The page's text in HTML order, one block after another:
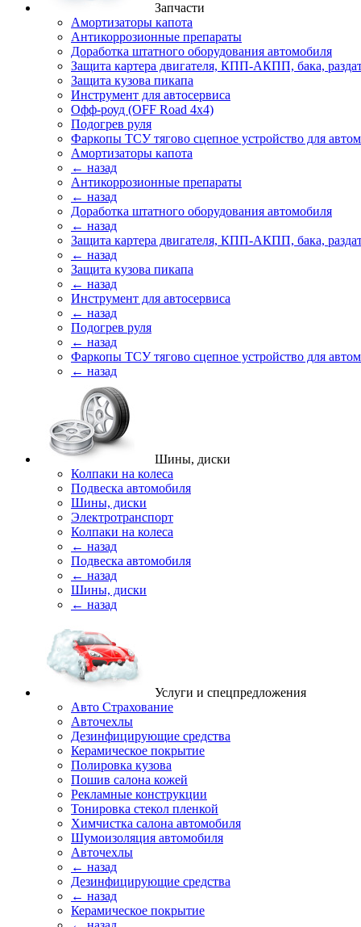
Запчасти
Амортизаторы капота
Антикоррозионные препараты
Доработка штатного оборудования автомобиля
Защита картера двигателя, КПП-АКПП, бака,
Защита кузова пикапа
Инструмент для автосервиса
Офф-роуд (OFF Road 4x4)
Подогрев руля
Фаркопы ТСУ тягово сцепное устройство для
Амортизаторы капота
← назад
Антикоррозионные препараты
← назад
Доработка штатного оборудования автомобиля
← назад
Защита картера двигателя, КПП-АКПП, бака,
← назад
Защита кузова пикапа
← назад
Инструмент для автосервиса
← назад
Подогрев руля
← назад
Фаркопы ТСУ тягово сцепное устройство для
← назад
Шины, диски
Колпаки на колеса
Подвеска автомобиля
Шины, диски
Электротранспорт
Колпаки на колеса
← назад
Подвеска автомобиля
← назад
Шины, диски
← назад
Услуги и спецпредложения
Авто Страхование
Авточехлы
Дезинфицирующие средства
Керамическое покрытие
Полировка кузова
Пошив салона кожей
Рекламные конструкции
Тонировка стекол пленкой
Химчистка салона автомобиля
Шумоизоляция автомобиля
Авточехлы
← назад
Дезинфицирующие средства
← назад
Керамическое покрытие